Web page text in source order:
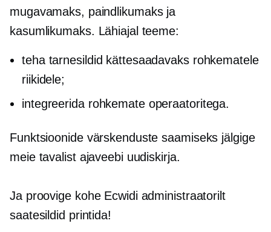
mugavamaks, paindlikumaks ja
kasumlikumaks. Lähiajal teeme:
teha tarnesildid kättesaadavaks rohkematele
riikidele;
integreerida rohkemate operaatoritega.
Funktsioonide värskenduste saamiseks jälgige
meie tavalist ajaveebi uudiskirja.
Ja proovige kohe Ecwidi administraatorilt
saatesildid printida!